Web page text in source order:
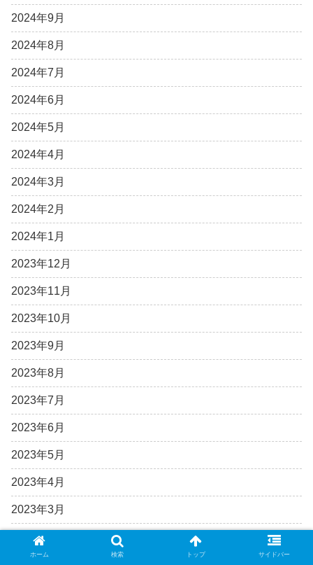
2024年9月
2024年8月
2024年7月
2024年6月
2024年5月
2024年4月
2024年3月
2024年2月
2024年1月
2023年12月
2023年11月
2023年10月
2023年9月
2023年8月
2023年7月
2023年6月
2023年5月
2023年4月
2023年3月
2023年2月
ホーム 検索 トップ サイドバー